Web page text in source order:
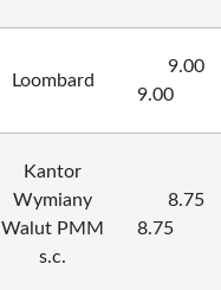
Loombard
9.00
9.00
Kantor
Wymiany
Walut PMM
s.c.
8.75
8.75